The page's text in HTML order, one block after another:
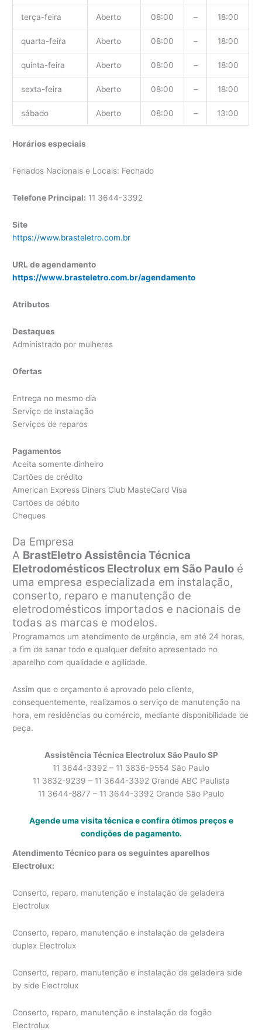
terça-feira Aberto 08:00 – 18:00
quarta-feira Aberto 08:00 – 18:00
quinta-feira Aberto 08:00 – 18:00
sexta-feira Aberto 08:00 – 18:00
sábado Aberto 08:00 – 13:00
Horários especiais
Feriados Nacionais e Locais: Fechado
Telefone Principal: 11 3644-3392
Site
https://www.brasteletro.com.br
URL de agendamento
https://www.brasteletro.com.br/agendamento
Atributos
Destaques
Administrado por mulheres
Ofertas
Entrega no mesmo dia
Serviço de instalação
Serviços de reparos
Pagamentos
Aceita somente dinheiro
Cartões de crédito
American Express Diners Club MasteCard Visa
Cartões de débito
Cheques
Da Empresa
A BrastEletro Assistência Técnica
Eletrodomésticos Electrolux em São Paulo é
uma empresa especializada em instalação,
conserto, reparo e manutenção de
eletrodomésticos importados e nacionais de
todas as marcas e modelos.
Programamos um atendimento de urgência, em até 24 horas,
a fim de sanar todo e qualquer defeito apresentado no
aparelho com qualidade e agilidade.
Assim que o orçamento é aprovado pelo cliente,
consequentemente, realizamos o serviço de manutenção na
hora, em residências ou comércio, mediante disponibilidade de
peça.
Assistência Técnica Electrolux São Paulo SP
11 3644-3392 – 11 3836-9554 São Paulo
11 3832-9239 – 11 3644-3392 Grande ABC Paulista
11 3644-8877 – 11 3644-3392 Grande São Paulo
Agende uma visita técnica e confira ótimos preços e
condições de pagamento.
Atendimento Técnico para os seguintes aparelhos
Electrolux:
Conserto, reparo, manutenção e instalação de geladeira
Electrolux
Conserto, reparo, manutenção e instalação de geladeira
duplex Electrolux
Conserto, reparo, manutenção e instalação de geladeira side
by side Electrolux
Conserto, reparo, manutenção e instalação de fogão
Electrolux